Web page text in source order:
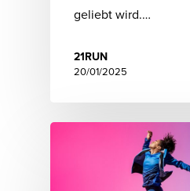
geliebt wird.…
21RUN
20/01/2025